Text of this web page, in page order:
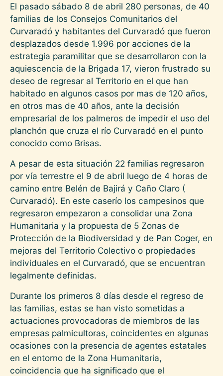
El pasado sábado 8 de abril 280 personas, de 40
familias de los Consejos Comunitarios del
Curvaradó y habitantes del Curvaradó que fueron
desplazados desde 1.996 por acciones de la
estrategia paramilitar que se desarrollaron con la
aquiescencia de la Brigada 17, vieron frustrado su
deseo de regresar al Territorio en el que han
habitado en algunos casos por mas de 120 años,
en otros mas de 40 años, ante la decisión
empresarial de los palmeros de impedir el uso del
planchón que cruza el río Curvaradó en el punto
conocido como Brisas.
A pesar de esta situación 22 familias regresaron
por vía terrestre el 9 de abril luego de 4 horas de
camino entre Belén de Bajirá y Caño Claro (
Curvaradó). En este caserío los campesinos que
regresaron empezaron a consolidar una Zona
Humanitaria y la propuesta de 5 Zonas de
Protección de la Biodiversidad y de Pan Coger, en
mejoras del Territorio Colectivo o propiedades
individuales en el Curvaradó, que se encuentran
legalmente definidas.
Durante los primeros 8 días desde el regreso de
las familias, estas se han visto sometidas a
actuaciones provocadoras de miembros de las
empresas palmicultoras, coincidentes en algunas
ocasiones con la presencia de agentes estatales
en el entorno de la Zona Humanitaria,
coincidencia que ha significado que el